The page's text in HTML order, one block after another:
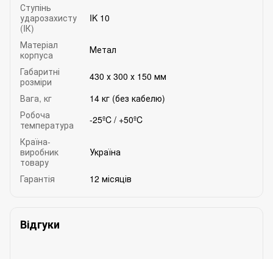
Ступінь
ударозахисту
(IК)
IK 10
Матеріал
корпуса
Метал
Габаритні
розміри
430 х 300 х 150 мм
Вага, кг
14 кг (без кабелю)
Робоча
температура
-25ºC / +50ºC
Країна-
виробник
товару
Україна
Гарантія 12 місяців
Відгуки